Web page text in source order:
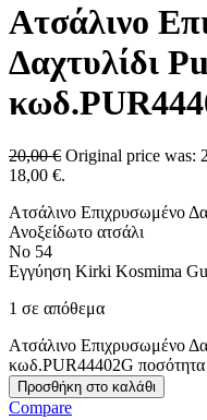
Ατσάλινο
Δαχτυλίδι
20,00€ Original price was:
18,00 €.
Ατσάλινο Επιχρυσωμένο
Ανοξείδωτο ατσάλι
Νο 54
Εγγύηση Kirki Kosmima
1 σε απόθεμα
Ατσάλινο Επιχρυσωμένο
κωδ.PUR44402G ποσότητα
Προσθήκη στο καλάθι
Compare